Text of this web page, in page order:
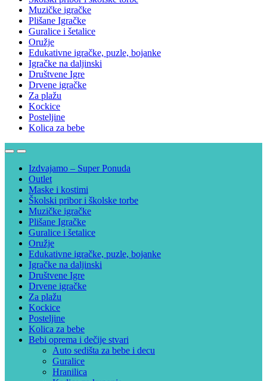
Muzičke igračke
Plišane Igračke
Guralice i šetalice
Oružje
Edukativne igračke, puzle, bojanke
Igračke na daljinski
Društvene Igre
Drvene igračke
Za plažu
Kockice
Posteljine
Kolica za bebe
Izdvajamo – Super Ponuda
Outlet
Maske i kostimi
Školski pribor i školske torbe
Muzičke igračke
Plišane Igračke
Guralice i šetalice
Oružje
Edukativne igračke, puzle, bojanke
Igračke na daljinski
Društvene Igre
Drvene igračke
Za plažu
Kockice
Posteljine
Kolica za bebe
Bebi oprema i dečije stvari
Auto sedišta za bebe i decu
Guralice
Hranilica